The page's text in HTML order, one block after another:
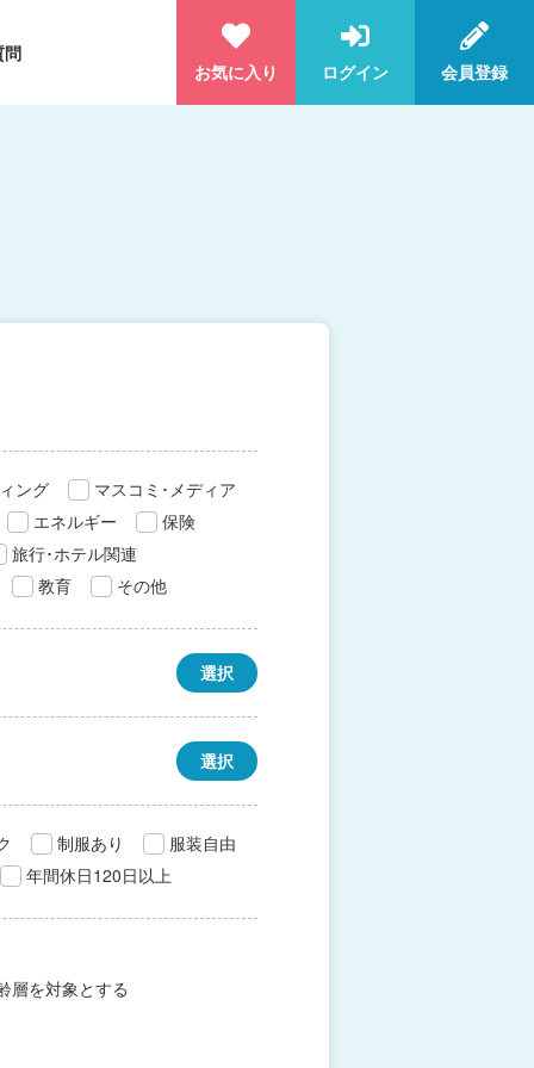
問
お気に入り
ログイン 会員登録
ング
マスコミ･メディア
エネルギー
保険
旅行･ホテル関連
教育
その他
選択
選択
制服あり
服装自由
年間休日120日以上
層を対象とする